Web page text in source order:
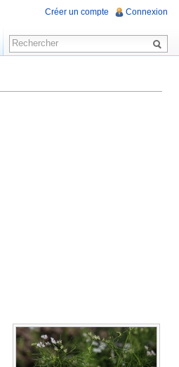
Créer un compte Connexion